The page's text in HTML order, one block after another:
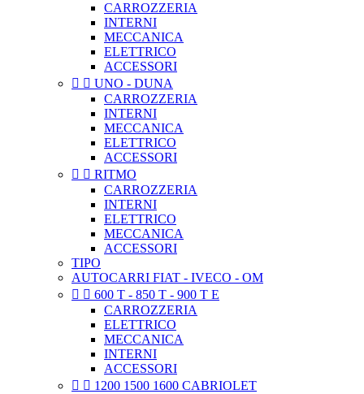
CARROZZERIA
INTERNI
MECCANICA
ELETTRICO
ACCESSORI
  UNO - DUNA
CARROZZERIA
INTERNI
MECCANICA
ELETTRICO
ACCESSORI
  RITMO
CARROZZERIA
INTERNI
ELETTRICO
MECCANICA
ACCESSORI
TIPO
AUTOCARRI FIAT - IVECO - OM
  600 T - 850 T - 900 T E
CARROZZERIA
ELETTRICO
MECCANICA
INTERNI
ACCESSORI
  1200 1500 1600 CABRIOLET